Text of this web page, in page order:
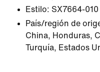
Estilo: SX7664-010
País/región de
China, Honduras,
Turquía, Estados